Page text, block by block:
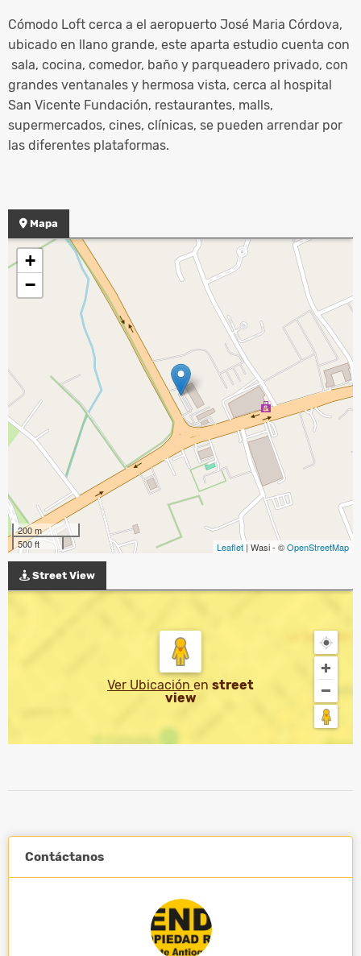
Cómodo Loft cerca a el aeropuerto José Maria Córdova,
ubicado en llano grande, este aparta estudio cuenta con
sala, cocina, comedor, baño y parqueadero privado, con
grandes ventanales y hermosa vista, cerca al hospital
San Vicente Fundación, restaurantes, malls,
supermercados, cines, clínicas, se pueden arrendar por
las diferentes plataformas.
Mapa
+
−
200 m
500 ft
Leaflet | Wasi - ©OpenStreetMap
Street View
Ver Ubicación en street
view
Contáctanos